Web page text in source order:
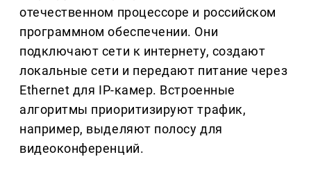
отечественном процессоре и российском
программном обеспечении. Они
подключают сети к интернету, создают
локальные сети и передают питание через
Ethernet для IP-камер. Встроенные
алгоритмы приоритизируют трафик,
например, выделяют полосу для
видеоконференций.